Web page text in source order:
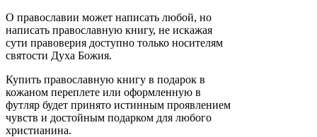
О православии может написать любой, но
написать православную книгу, не искажая
сути правоверия доступно только носителям
святости Духа Божия.
Купить православную книгу в подарок в
кожаном переплете или оформленную в
футляр будет принято истинным проявлением
чувств и достойным подарком для любого
христианина.